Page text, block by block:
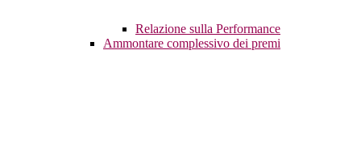
Relazione sulla Performance
Ammontare complessivo dei premi